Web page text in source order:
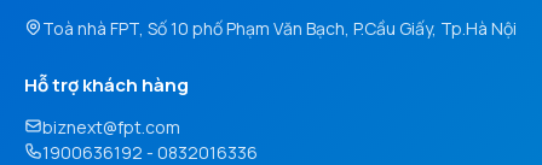
Toà nhà FPT, Số 10 phố Phạm Văn Bạch, P.Cầu Giấy, Tp.Hà Nội
Hỗ trợ khách hàng
biznext@fpt.com
1900636192 - 0832016336